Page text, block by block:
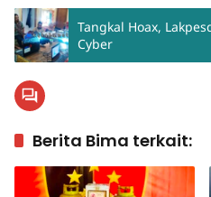
Tangkal Hoax,
Cyber
Berita Bima terkait: